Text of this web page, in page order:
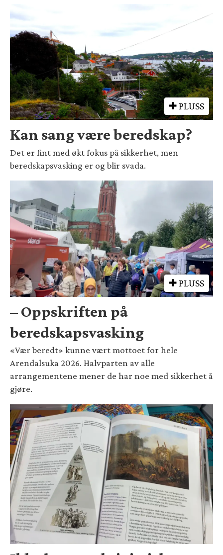
PLUSS
Kan sang være beredskap?
Det er fint med økt fokus på sikkerhet, men
beredskapsvasking er og blir svada.
PLUSS
– Oppskriften på
beredskapsvasking
«Vær beredt» kunne vært mottoet for hele
Arendalsuka 2026. Halvparten av alle
arrangementene mener de har noe med sikkerhet å
gjøre.